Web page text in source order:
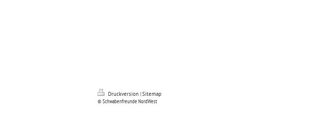
Druckversion |Sitemap
© Schwabenfreunde NordWest